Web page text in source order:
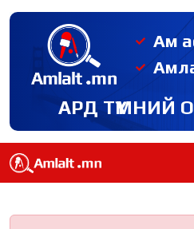
Ам
АРД ТҮМНИЙ